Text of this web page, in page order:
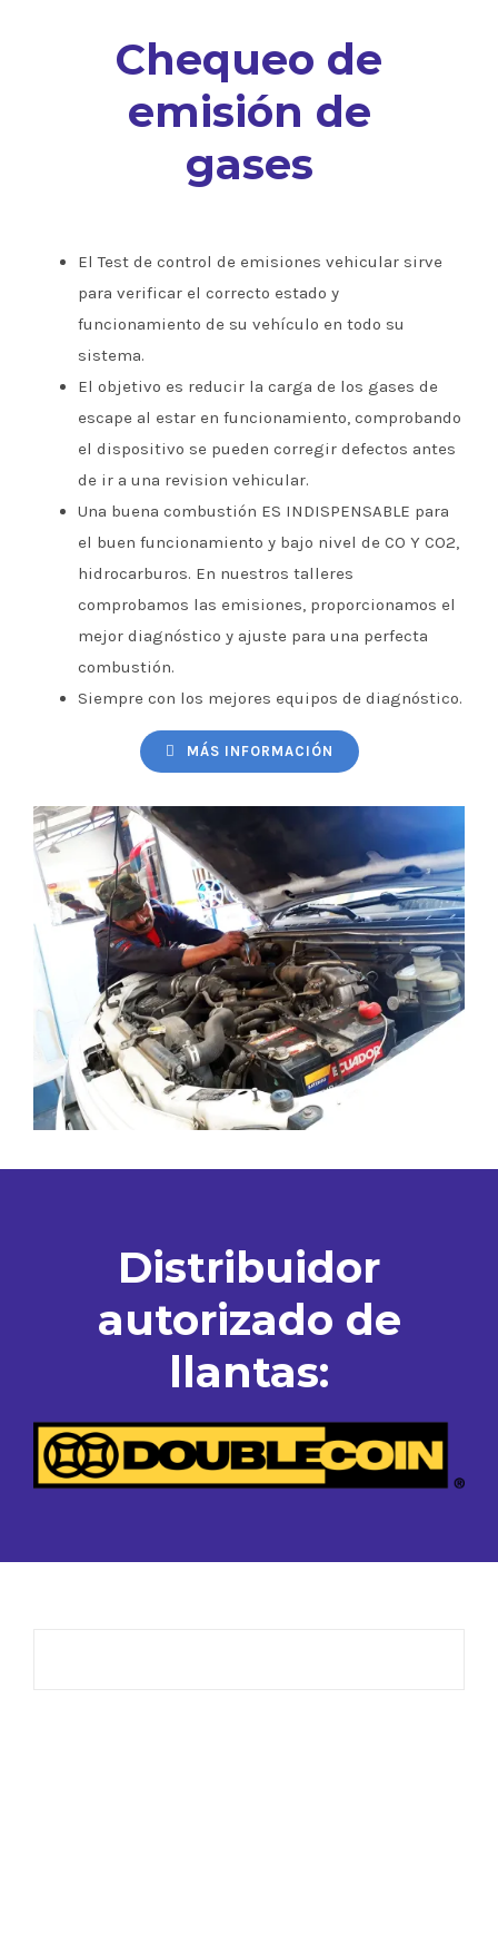
Chequeo de
emisión de
gases
El Test de control de emisiones vehicular sirve
para verificar el correcto estado y
funcionamiento de su vehículo en todo su
sistema.
El objetivo es reducir la carga de los gases de
escape al estar en funcionamiento, comprobando
el dispositivo se pueden corregir defectos antes
de ir a una revision vehicular.
Una buena combustión ES INDISPENSABLE para
el buen funcionamiento y bajo nivel de CO Y CO2,
hidrocarburos. En nuestros talleres
comprobamos las emisiones, proporcionamos el
mejor diagnóstico y ajuste para una perfecta
combustión.
Siempre con los mejores equipos de diagnóstico.
MÁS INFORMACIÓN
Distribuidor
autorizado de
llantas: